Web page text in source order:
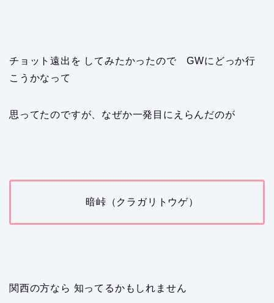
チョット遠出を してみたかったので GWにどっか行
こうかなって
思ってたのですが、なぜか一発目にえらんだのが
暗峠（クラガリトウゲ）
関西の方なら 知ってるかもしれません